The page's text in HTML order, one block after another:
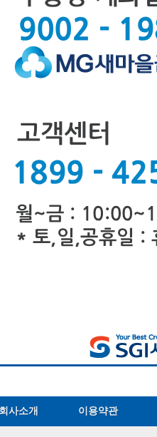
사소개 이용약관